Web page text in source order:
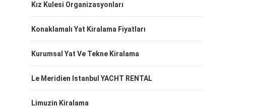
Kız Kulesi Organizasyonları
Konaklamalı Yat Kiralama Fiyatları
Kurumsal Yat Ve Tekne Kiralama
Le Meridien Istanbul YACHT RENTAL
Limuzin Kiralama